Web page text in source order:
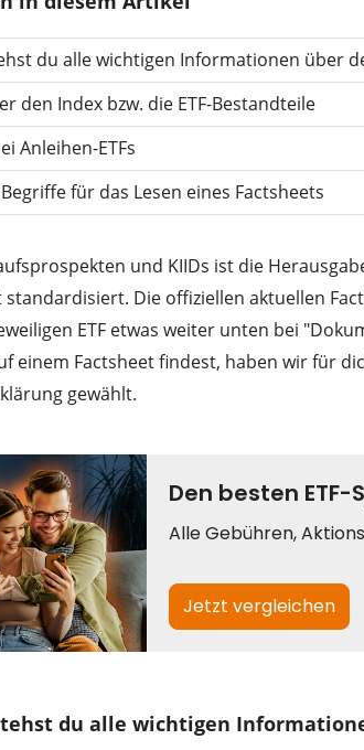
du alle wichtigen Informationen über
den Index bzw. die ETF-Bestandteile
Anleihen-ETFs
für das Lesen eines Factsheets
und KIIDs ist die
Die offiziellen aktuellen
ETF etwas weiter unten bei
einem Factsheet findest, haben wir für
gewählt.
du alle wichtigen